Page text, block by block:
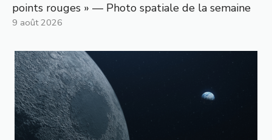
points rouges » — Photo spatiale de la semaine
9 août 2026